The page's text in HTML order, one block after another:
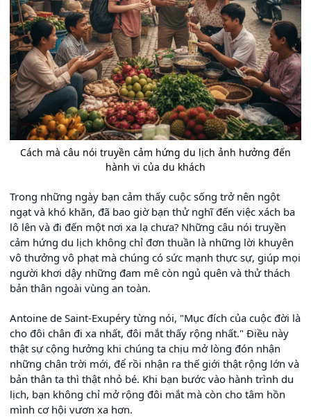
Cách mà câu nói truyền cảm hứng du lịch ảnh hưởng đến
hành vi của du khách
Trong những ngày bạn cảm thấy cuộc sống trở nên ngột
ngạt và khó khăn, đã bao giờ bạn thử nghĩ đến việc xách ba
lô lên và đi đến một nơi xa lạ chưa? Những câu nói truyền
cảm hứng du lịch không chỉ đơn thuần là những lời khuyên
vô thưởng vô phạt mà chúng có sức mạnh thực sự, giúp mọi
người khơi dậy những đam mê còn ngủ quên và thử thách
bản thân ngoài vùng an toàn.
Antoine de Saint-Exupéry từng nói, "Mục đích của cuộc đời là
cho đôi chân đi xa nhất, đôi mắt thấy rộng nhất." Điều này
thật sự cộng hưởng khi chúng ta chịu mở lòng đón nhận
những chân trời mới, để rồi nhận ra thế giới thật rộng lớn và
bản thân ta thì thật nhỏ bé. Khi bạn bước vào hành trình du
lịch, bạn không chỉ mở rộng đôi mắt mà còn cho tâm hồn
mình cơ hội vươn xa hơn.